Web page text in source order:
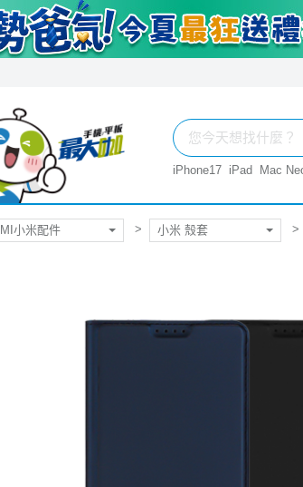
iPhone17 iPad Mac
MI小米配件 小米 殼套